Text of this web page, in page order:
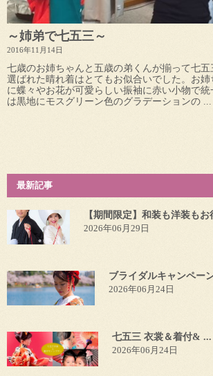
～姉弟で七五三～
2016年11月14日
七歳のお姉ちゃんと五歳の弟くんが揃って七
選ばれた晴れ着はとてもお似合いでした。お
に蝶々やお花が可愛らしい振袖に赤い小物で
は黒地にモスグリーン色のグラデーションの ...
最新記事
【期間限定】和装も洋装もお
2026年06月29日
ブライダルキャンペー
2026年06月24日
七五三 衣裳＆着付& ...
2026年06月24日